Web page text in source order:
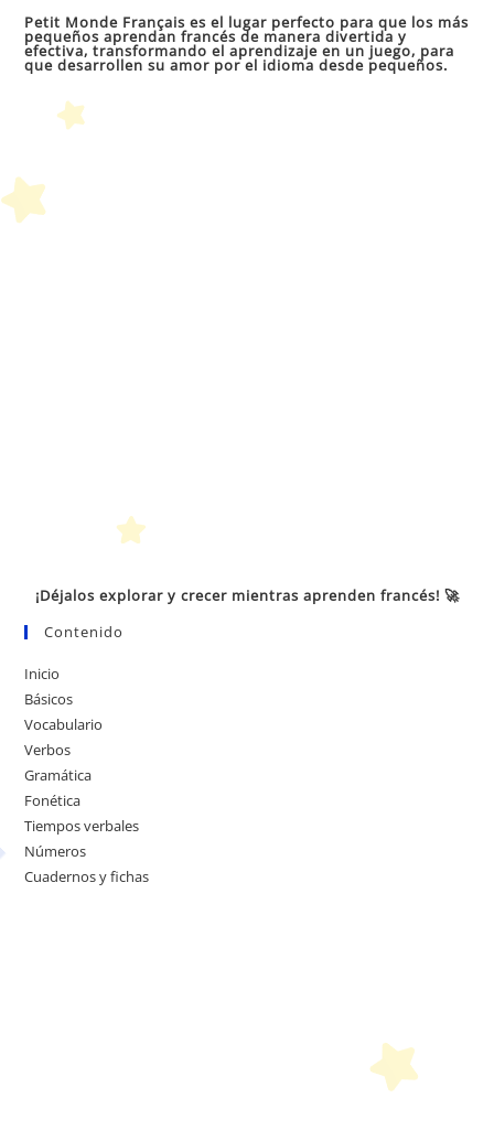
Petit Monde Français es el lugar perfecto para que los más
pequeños aprendan francés de manera divertida y
efectiva, transformando el aprendizaje en un juego, para
que desarrollen su amor por el idioma desde pequeños.
¡Déjalos explorar y crecer mientras aprenden francés! 🚀
Contenido
Inicio
Básicos
Vocabulario
Verbos
Gramática
Fonética
Tiempos verbales
Números
Cuadernos y fichas